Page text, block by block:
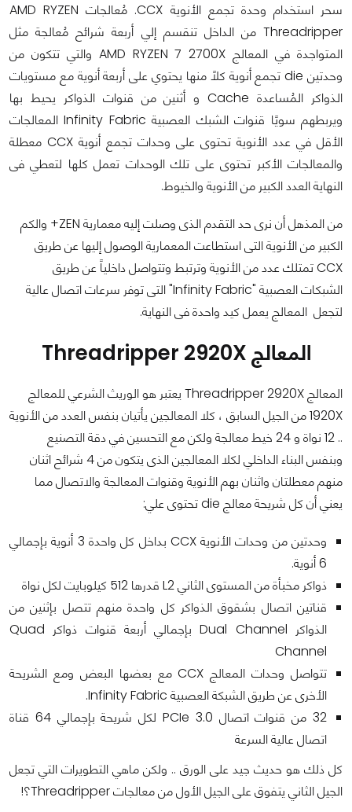
سحر استخدام وحدة تجمع الأنوية CCX. مُعالجات AMD RYZEN
Threadripper من الداخل تنقسم إلي أربعة شرائح مُعالجة مثل
المتواجدة في المعالج AMD RYZEN 7 2700X والتي تتكون من
وحدتين die تجمع أنوية كلًا منها يحتوي على أربعة أنوية مع مستويات
الذواكر المُساعدة Cache و أثنين من قنوات الذواكر يحيط بها
ويربطهم سويًا قنوات الشبك العصبية Infinity Fabric المعالجات
الأقل في عدد الأنوية تحتوى على وحدات تجمع أنوية CCX معطلة
والمعالجات الأكبر تحتوى على تلك الوحدات تعمل كلها لتعطي فى
النهاية العدد الكبير من الأنوية والخيوط.
من المذهل أن نرى حد التقدم الذى وصلت إليه معمارية ZEN+ والكم
الكبير من الأنوية التى استطاعت المعمارية الوصول إليها عن طريق
CCX تمتلك عدد من الأنوية وترتبط وتتواصل داخلياً عن طريق
الشبكات العصبية "Infinity Fabric" التى توفر سرعات اتصال عالية
لتجعل المعالج يعمل كيد واحدة فى النهاية.
المعالج Threadripper 2920X
المعالج Threadripper 2920X يعتبر هو الوريث الشرعي للمعالج
1920X من الجيل السابق ، كلا المعالجين يأتيان بنفس العدد من الأنوية
.. 12 نواة و 24 خيط معالجة ولكن مع التحسين في دقة التصنيع
وبنفس البناء الداخلي لكلا المعالجين الذى يتكون من 4 شرائح اثنان
منهم معطلتان واثنان بهم الأنوية وقنوات المعالجة والاتصال مما
يعني أن كل شريحة معالج die تحتوى علي:
وحدتين من وحدات الأنوية CCX بداخل كل واحدة 3 أنوية بإجمالي
6 أنوية.
ذواكر مخبأة من المستوى الثاني L2 قدرها 512 كيلوبايت لكل نواة
قناتين اتصال بشقوق الذواكر كل واحدة منهم تتصل بإثنين من
الذواكر Dual Channel بإجمالي أربعة قنوات ذواكر Quad
Channel
تتواصل وحدات المعالج CCX مع بعضها البعض ومع الشريحة
الأخرى عن طريق الشبكة العصبية Infinity Fabric.
32 من قنوات اتصال PCIe 3.0 لكل شريحة بإجمالي 64 قناة
اتصال عالية السرعة
كل ذلك هو حديث جيد على الورق .. ولكن ماهي التطويرات التي تجعل
الجيل الثاني يتفوق على الجيل الأول من معالجات Threadripper؟!